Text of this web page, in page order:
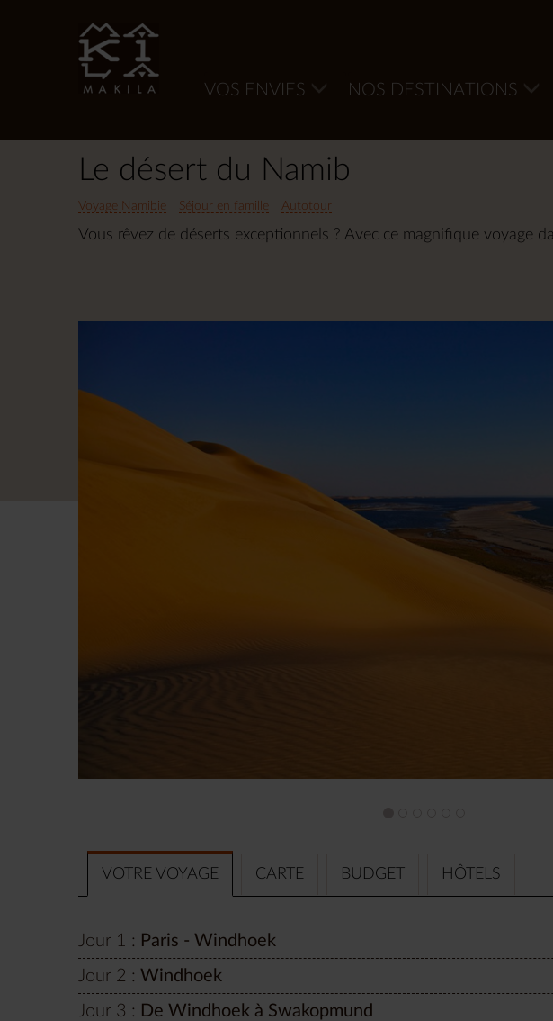
VOS ENVIES NOS DESTINATIONS
Le désert du Namib
Voyage Namibie Séjour en famille Autotour
Vous rêvez de déserts exceptionnels ? Avec ce magnifique voyage
VOTRE VOYAGE CARTE BUDGET HÔTELS
Jour 1 : Paris - Windhoek
Jour 2 : Windhoek
Jour 3 : De Windhoek à Swakopmund